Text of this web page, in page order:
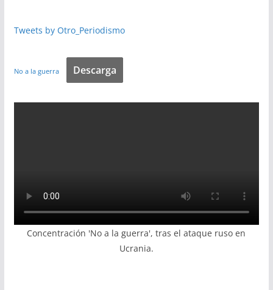
Tweets by Otro_Periodismo
No a la guerra Descarga
Concentración 'No a la guerra', tras el ataque ruso en
Ucrania.